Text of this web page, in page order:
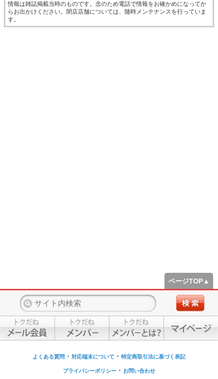
情報は雑誌掲載当時のものです。念のため電話で情報をお確かめになってか
らお出かけください。閉店店舗については、随時メンテナンスを行っていま
す。
ページTOP▲
よくある質問 ・ 対応端末について ・ 特定商取引法に基づく表記
プライバシーポリシー ・ お問い合わせ